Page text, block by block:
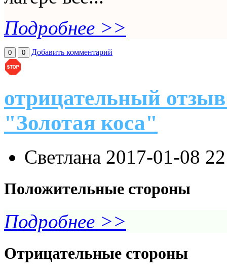
Подробнее >>
0 0 Добавить комментарий
отрицательный
"Золотая коса"
Светлана 2017-01-08
Положительные стороны
Подробнее >>
Отрицательные стороны